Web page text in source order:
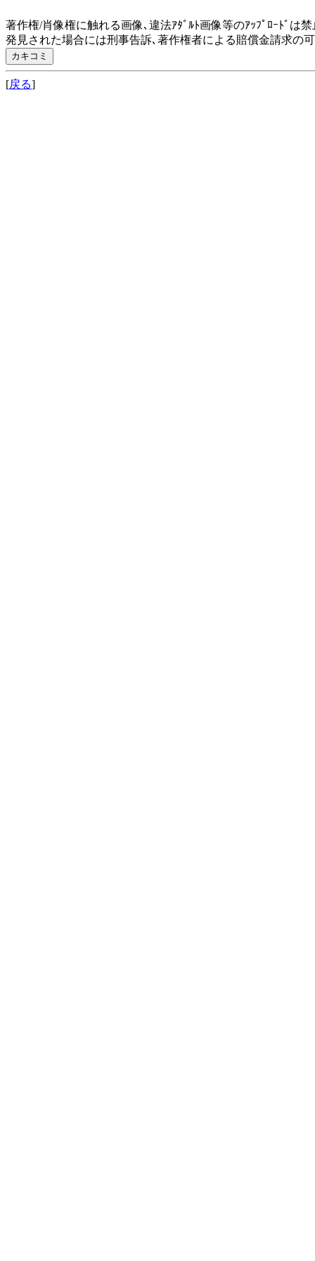
著作権/肖像権に触れる画像､違法ｱﾀﾞﾙﾄ画像等のｱｯﾌﾟﾛｰﾄﾞは
発見された場合には刑事告訴､著作権者による賠償金請求の
[戻る]